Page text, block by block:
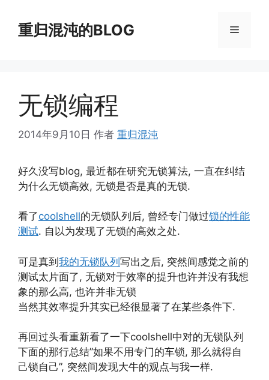
重归混沌的BLOG 菜
无锁编程
2014年9月10日 作者 重归混沌
好久没写blog, 最近都在研究无锁算法, 一直在纠结
为什么无锁高效, 无锁是否是真的无锁.
看了coolshell的无锁队列后, 曾经专门做过锁的性能
测试. 自以为发现了无锁的高效之处.
可是真到我的无锁队列写出之后, 突然间感觉之前的
测试太片面了, 无锁对于效率的提升也许并没有我想
象的那么高, 也许并非无锁
当然其效率提升其实已经很显著了在某些条件下.
再回过头看重新看了一下coolshell中对的无锁队列
下面的那行总结”如果不用专门的车锁, 那么就得自
己锁自己”, 突然间发现大牛的观点与我一样.